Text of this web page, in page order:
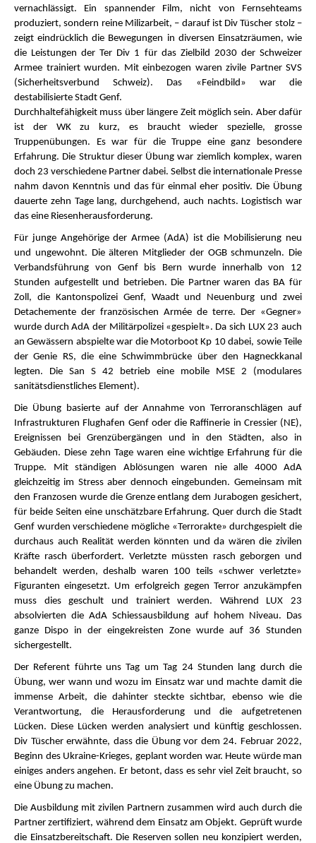
vernachlässigt. Ein spannender Film, nicht von Fernsehteams
produziert, sondern reine Milizarbeit, – darauf ist Div Tüscher stolz –
zeigt eindrücklich die Bewegungen in diversen Einsatzräumen, wie
die Leistungen der Ter Div 1 für das Zielbild 2030 der Schweizer
Armee trainiert wurden. Mit einbezogen waren zivile Partner SVS
(Sicherheitsverbund Schweiz). Das «Feindbild» war die
destabilisierte Stadt Genf.
Durchhaltefähigkeit muss über längere Zeit möglich sein. Aber dafür
ist der WK zu kurz, es braucht wieder spezielle, grosse
Truppenübungen. Es war für die Truppe eine ganz besondere
Erfahrung. Die Struktur dieser Übung war ziemlich komplex, waren
doch 23 verschiedene Partner dabei. Selbst die internationale Presse
nahm davon Kenntnis und das für einmal eher positiv. Die Übung
dauerte zehn Tage lang, durchgehend, auch nachts. Logistisch war
das eine Riesenherausforderung.
Für junge Angehörige der Armee (AdA) ist die Mobilisierung neu
und ungewohnt. Die älteren Mitglieder der OGB schmunzeln. Die
Verbandsführung von Genf bis Bern wurde innerhalb von 12
Stunden aufgestellt und betrieben. Die Partner waren das BA für
Zoll, die Kantonspolizei Genf, Waadt und Neuenburg und zwei
Detachemente der französischen Armée de terre. Der «Gegner»
wurde durch AdA der Militärpolizei «gespielt». Da sich LUX 23 auch
an Gewässern abspielte war die Motorboot Kp 10 dabei, sowie Teile
der Genie RS, die eine Schwimmbrücke über den Hagneckkanal
legten. Die San S 42 betrieb eine mobile MSE 2 (modulares
sanitätsdienstliches Element).
Die Übung basierte auf der Annahme von Terroranschlägen auf
Infrastrukturen Flughafen Genf oder die Raffinerie in Cressier (NE),
Ereignissen bei Grenzübergängen und in den Städten, also in
Gebäuden. Diese zehn Tage waren eine wichtige Erfahrung für die
Truppe. Mit ständigen Ablösungen waren nie alle 4000 AdA
gleichzeitig im Stress aber dennoch eingebunden. Gemeinsam mit
den Franzosen wurde die Grenze entlang dem Jurabogen gesichert,
für beide Seiten eine unschätzbare Erfahrung. Quer durch die Stadt
Genf wurden verschiedene mögliche «Terrorakte» durchgespielt die
durchaus auch Realität werden könnten und da wären die zivilen
Kräfte rasch überfordert. Verletzte müssten rasch geborgen und
behandelt werden, deshalb waren 100 teils «schwer verletzte»
Figuranten eingesetzt. Um erfolgreich gegen Terror anzukämpfen
muss dies geschult und trainiert werden. Während LUX 23
absolvierten die AdA Schiessausbildung auf hohem Niveau. Das
ganze Dispo in der eingekreisten Zone wurde auf 36 Stunden
sichergestellt.
Der Referent führte uns Tag um Tag 24 Stunden lang durch die
Übung, wer wann und wozu im Einsatz war und machte damit die
immense Arbeit, die dahinter steckte sichtbar, ebenso wie die
Verantwortung, die Herausforderung und die aufgetretenen
Lücken. Diese Lücken werden analysiert und künftig geschlossen.
Div Tüscher erwähnte, dass die Übung vor dem 24. Februar 2022,
Beginn des Ukraine-Krieges, geplant worden war. Heute würde man
einiges anders angehen. Er betont, dass es sehr viel Zeit braucht, so
eine Übung zu machen.
Die Ausbildung mit zivilen Partnern zusammen wird auch durch die
Partner zertifiziert, während dem Einsatz am Objekt. Geprüft wurde
die Einsatzbereitschaft. Die Reserven sollen neu konzipiert werden,